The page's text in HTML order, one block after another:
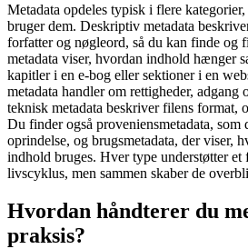
Metadata opdeles typisk i flere
bruger dem. Deskriptiv metadata
forfatter og nøgleord, så du kan finde og
metadata viser, hvordan indhold hænger
kapitler i en e-bog eller sektioner i en
metadata handler om rettigheder, adgang
teknisk metadata beskriver filens format,
Du finder også proveniensmetadata, som
oprindelse, og brugsmetadata, der viser,
indhold bruges. Hver type understøtter et
livscyklus, men sammen skaber de
Hvordan håndterer du
praksis?